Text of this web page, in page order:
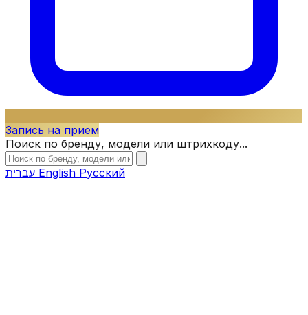
Запись на прием
Поиск по бренду, модели или штрихкоду...
English Русский